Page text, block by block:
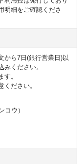
明細をご確認くださ
から7日(銀行営業日)以
ください。
。
ださい。
コウ）